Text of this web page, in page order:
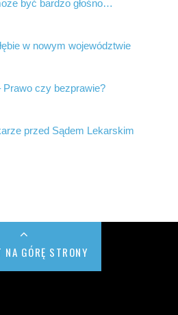
być bardzo głośno…
w nowym województwie
Prawo czy bezprawie?
przed Sądem Lekarskim
NA GÓRĘ STRONY